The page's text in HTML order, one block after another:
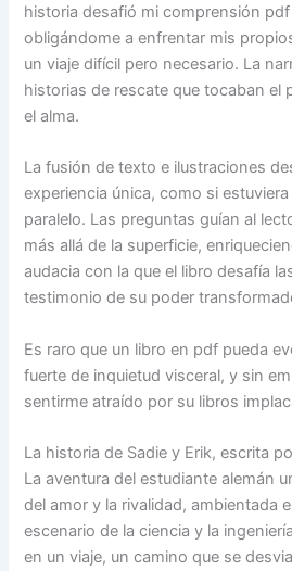
historia desafió mi comprensión
obligándome a enfrentar mis
un viaje difícil pero necesario. La
historias de rescate que tocaban el
el alma.
La fusión de texto e ilustraciones
experiencia única, como si
paralelo. Las preguntas guían al
más allá de la superficie,
audacia con la que el libro desafía
testimonio de su poder
Es raro que un libro en pdf pueda
fuerte de inquietud visceral, y sin
sentirme atraído por su libros
La historia de Sadie y Erik, escrita
La aventura del estudiante alemán
del amor y la rivalidad, ambientada
escenario de la ciencia y la
en un viaje, un camino que se